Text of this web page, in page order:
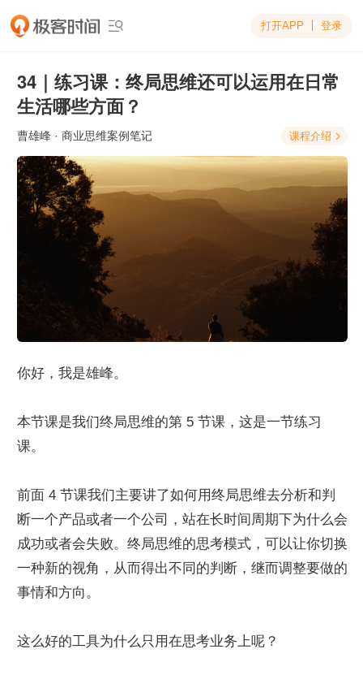
 打开APP 登录
34｜练习课：终局思维还可以运用在日常
生活哪些方面？
曹雄峰 · 商业思维案例笔记 课程介绍 
你好，我是雄峰。
本节课是我们终局思维的第 5 节课，这是一节练习
课。
前面 4 节课我们主要讲了如何用终局思维去分析和判
断一个产品或者一个公司，站在长时间周期下为什么会
成功或者会失败。终局思维的思考模式，可以让你切换
一种新的视角，从而得出不同的判断，继而调整要做的
事情和方向。
这么好的工具为什么只用在思考业务上呢？